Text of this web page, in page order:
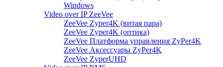
Windows
Video over IP ZeeVee
ZeeVee Zyper4K (витая пара)
ZeeVee Zyper4K (оптика)
ZeeVee Платформа управления ZyPer4K
ZeeVee Аксессуары ZyPer4K
ZeeVee ZyperUHD